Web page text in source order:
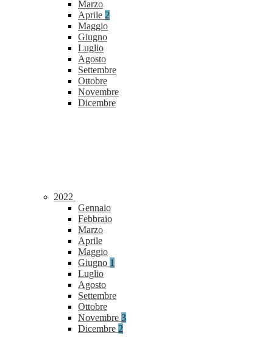
Marzo
Aprile 2
Maggio
Giugno
Luglio
Agosto
Settembre
Ottobre
Novembre
Dicembre
2022
Gennaio
Febbraio
Marzo
Aprile
Maggio
Giugno 1
Luglio
Agosto
Settembre
Ottobre
Novembre 3
Dicembre 2